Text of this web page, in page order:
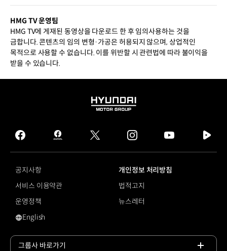
HMG TV 운영팀
HMG TV에 게재된 동영상을 다운로드 한 후 임의사용하는 것을
금합니다. 콘텐츠의 임의 변형·가공은 허용되지 않으며, 상업적인
목적으로 사용할 수 없습니다. 이를 위반할 시 관련법에 따라 불이익을
받을 수 있습니다.
HYUNDAI
GROUP
facebook
hmg
journal
twitter instagram
tv
공지사항
개인정보 처리방침
서비스 이용약관
법적고지
운영정책
뉴스레터
영문 사이트로 이동
English
그룹사 바로가기